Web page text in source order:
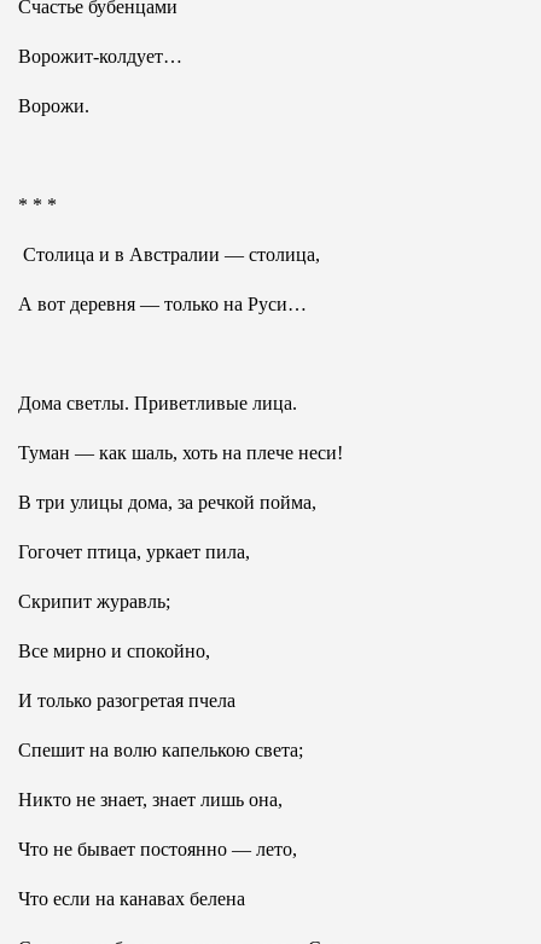
Счастье бубенцами
Ворожит-колдует…
Ворожи.
* * *
Столица и в Австралии — столица,
А вот деревня — только на Руси…
Дома светлы. Приветливые лица.
Туман — как шаль, хоть на плече неси!
В три улицы дома, за речкой пойма,
Гогочет птица, уркает пила,
Скрипит журавль;
Все мирно и спокойно,
И только разогретая пчела
Спешит на волю капелькою света;
Никто не знает, знает лишь она,
Что не бывает постоянно — лето,
Что если на канавах белена